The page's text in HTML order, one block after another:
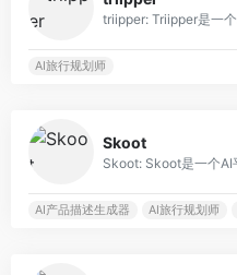
AI旅行规划师
Skoot
AI产品描述生成器 AI旅行规划师